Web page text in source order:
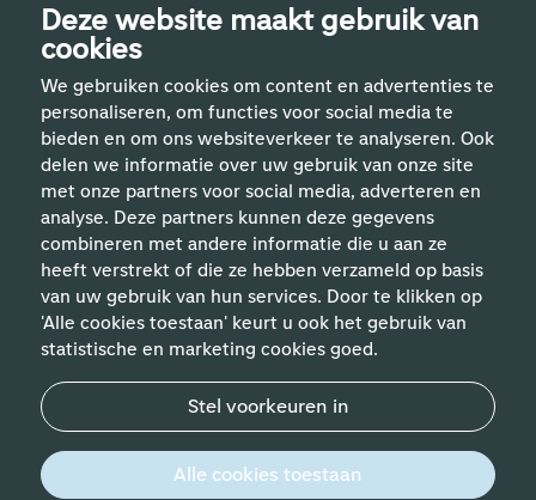
Deze website maakt gebruik van
cookies
We gebruiken cookies om content en advertenties te
personaliseren, om functies voor social media te
bieden en om ons websiteverkeer te analyseren. Ook
delen we informatie over uw gebruik van onze site
met onze partners voor social media, adverteren en
analyse. Deze partners kunnen deze gegevens
combineren met andere informatie die u aan ze
heeft verstrekt of die ze hebben verzameld op basis
van uw gebruik van hun services. Door te klikken op
'Alle cookies toestaan' keurt u ook het gebruik van
statistische en marketing cookies goed.
Stel voorkeuren in
Alle cookies toestaan
Handige links
Vakgebieden
Contact
© 2026 Werken bij SchipholPrivacyverklaring